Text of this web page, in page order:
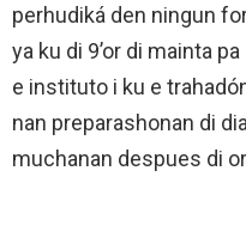
perhudiká den ningun
ya ku di 9’or di mainta
e instituto i ku e
nan preparashonan di
muchanan despues di